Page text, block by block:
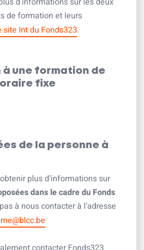
de formation et leurs
site Int du Fonds323.
à une formation de
fixe
de la personne à
plus d’informations sur
dans le cadre du Fonds
à nous contacter à l’adresse